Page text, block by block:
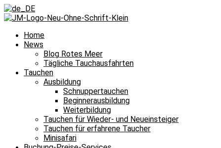
Home
News
Blog Rotes Meer
Tägliche Tauchausfahrten
Tauchen
Ausbildung
Schnuppertauchen
Beginnerausbildung
Weiterbildung
Tauchen für Wieder- und Neueinsteiger
Tauchen für erfahrene Taucher
Minisafari